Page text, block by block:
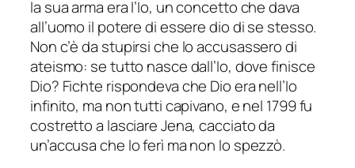
la sua arma era l’Io, un concetto che dava
all’uomo il potere di essere dio di se stesso.
Non c’è da stupirsi che lo accusassero di
ateismo: se tutto nasce dall’Io, dove finisce
Dio? Fichte rispondeva che Dio era nell’Io
infinito, ma non tutti capivano, e nel 1799 fu
costretto a lasciare Jena, cacciato da
un’accusa che lo ferì ma non lo spezzò.